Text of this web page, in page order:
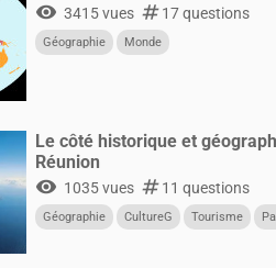
visibility 3415 vues numbers17 questions
Géographie Monde
Le côté historique et
Réunion
visibility 1035 vues numbers11 questions
Géographie CultureG Tourisme